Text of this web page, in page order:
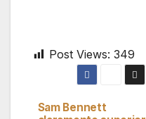
Post Views: 349
Sam Bennett